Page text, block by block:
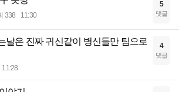
338 11:30
5
댓글
날은 진짜 귀신같이 병신들만 팀으로
11:28
4
댓글